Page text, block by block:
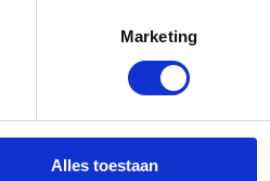
Marketing
Alles toestaanzakelijke